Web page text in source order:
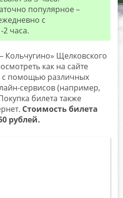
популярное –
с
часа.
Кольчугино» Щелковского
как на сайте
с помощью различных
сервисов (например,
билета также
Стоимость билета
рублей.